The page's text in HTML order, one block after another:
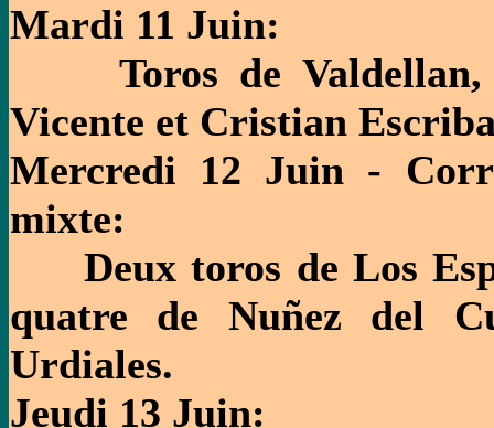
Mardi 11 Juin:
Toros de Valdellan,
Vicente et Cristian
Mercredi 12 Juin -
mixte:
Deux toros de Los
quatre de Nuñez del
Urdiales.
Jeudi 13 Juin: